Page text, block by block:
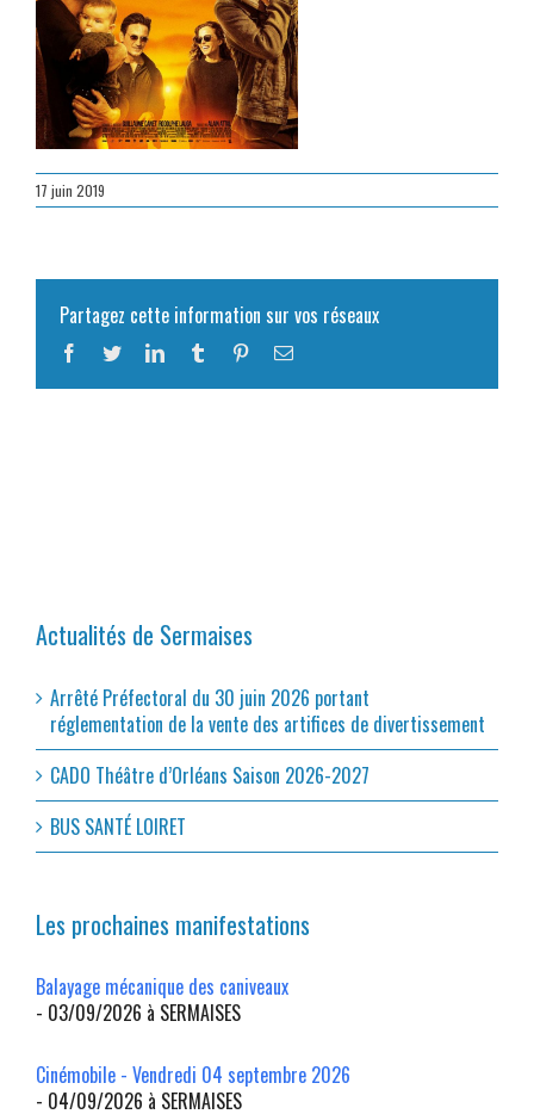
17 juin 2019
Partagez cette information sur vos réseaux
Facebook
TwitterLinkedInTumblr PinterestEmail
Actualités de Sermaises
Arrêté Préfectoral du 30 juin 2026 portant
réglementation de la vente des artifices de divertissement
CADO Théâtre d’Orléans Saison 2026-2027
BUS SANTÉ LOIRET
Les prochaines manifestations
Balayage mécanique des caniveaux
- 03/09/2026 à SERMAISES
Cinémobile - Vendredi 04 septembre 2026
- 04/09/2026 à SERMAISES